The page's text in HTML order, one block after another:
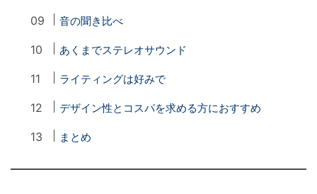
音の聞き比べ
あくまでステレオサウンド
ライティングは好みで
デザイン性とコスパを求める方におすすめ
まとめ